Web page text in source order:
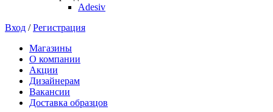
Adesiv
Вход /Регистрация
Магазины
О компании
Акции
Дизайнерам
Вакансии
Доставка образцов